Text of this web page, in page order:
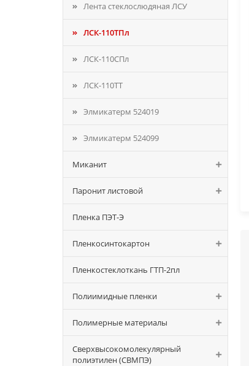
Лента стеклослюдяная ЛСУ
ЛСК-110ТПл
ЛСК-110СПл
ЛСК-110ТТ
Элмикатерм 524019
Элмикатерм 524099
Миканит
Паронит листовой
Пленка ПЭТ-Э
Пленкосинтокартон
Пленкостеклоткань ГТП-2пл
Полиимидные пленки
Полимерные материалы
Сверхвысокомолекулярный
полиэтилен (СВМПЭ)